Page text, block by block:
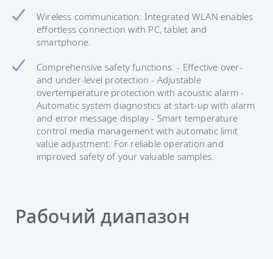
Wireless communication: Integrated WLAN enables
effortless connection with PC, tablet and
smartphone.
Comprehensive safety functions: - Effective over-
and under-level protection - Adjustable
overtemperature protection with acoustic alarm -
Automatic system diagnostics at start-up with alarm
and error message display - Smart temperature
control media management with automatic limit
value adjustment. For reliable operation and
improved safety of your valuable samples.
Рабочий диапазон